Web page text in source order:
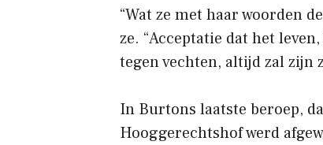
“Wat ze met haar woorden
ze. “Acceptatie dat het
tegen vechten, altijd zal zijn
In Burtons laatste beroep,
Hooggerechtshof werd